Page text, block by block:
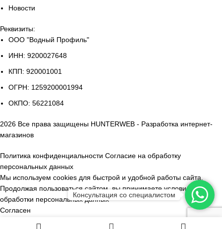
Новости
Реквизиты:
ООО "Водный Профиль"
ИНН: 9200027648
КПП: 920001001
ОГРН: 1259200001994
ОКПО: 56221084
2026 Все права защищены HUNTERWEB - Разработка интернет-
магазинов
Политика конфиденциальности Согласие на обработку
персональных данных
Мы используем cookies для быстрой и удобной работы сайта.
Продолжая пользоваться сайтом, вы принимаетеусловия
обработки персональных данных
Согласен
Консультация со специалистом